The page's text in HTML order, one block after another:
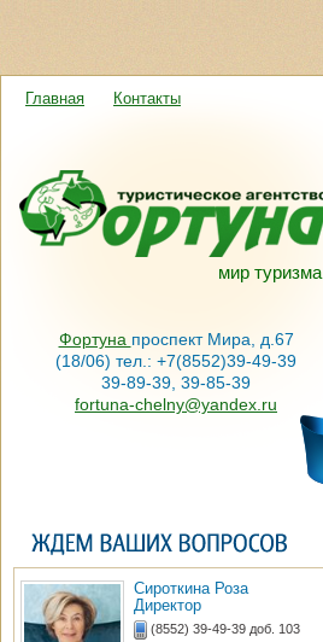
мир туризма
Главная Контакты
Фортуна проспект Мира, д.67
(18/06) тел.: +7(8552)39-49-39
39-89-39, 39-85-39
fortuna-chelny@yandex.ru
Сироткина Роза
Директор
(8552) 39-49-39 доб. 103